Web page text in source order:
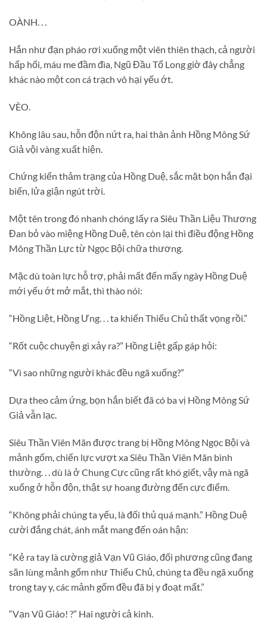
OÀNH. . .
Hắn như đạn pháo rơi xuống một viên thiên thạch, cả người
hấp hối, máu me đầm đìa, Ngũ Đầu Tổ Long giờ đây chẳng
khác nào một con cá trạch vô hại yếu ớt.
VÈO.
Không lâu sau, hỗn độn nứt ra, hai thân ảnh Hồng Mông Sứ
Giả vội vàng xuất hiện.
Chứng kiến thảm trạng của Hồng Duệ, sắc mặt bọn hắn đại
biến, lửa giận ngút trời.
Một tên trong đó nhanh chóng lấy ra Siêu Thần Liệu Thương
Đan bỏ vào miệng Hồng Duệ, tên còn lại thì điều động Hồng
Mông Thần Lực từ Ngọc Bội chữa thương.
Mặc dù toàn lực hỗ trợ, phải mất đến mấy ngày Hồng Duệ
mới yếu ớt mở mắt, thì thào nói:
“Hồng Liệt, Hồng Ưng. . . ta khiến Thiếu Chủ thất vọng rồi.”
“Rốt cuộc chuyện gì xảy ra?” Hồng Liệt gấp gáp hỏi:
“Vì sao những người khác đều ngã xuống?”
Dựa theo cảm ứng, bọn hắn biết đã có ba vị Hồng Mông Sứ
Giả vẫn lạc.
Siêu Thần Viên Mãn được trang bị Hồng Mông Ngọc Bội và
mảnh gốm, chiến lực vượt xa Siêu Thần Viên Mãn bình
thường. . . dù là ở Chung Cực cũng rất khó giết, vậy mà ngã
xuống ở hỗn độn, thật sự hoang đường đến cực điểm.
“Không phải chúng ta yếu, là đối thủ quá mạnh.” Hồng Duệ
cười đắng chát, ánh mắt mang đến oán hận:
“Kẻ ra tay là cường giả Vạn Vũ Giáo, đối phương cũng đang
săn lùng mảnh gốm như Thiếu Chủ, chúng ta đều ngã xuống
trong tay y, các mảnh gốm đều đã bị y đoạt mất.”
“Vạn Vũ Giáo! ?” Hai người cả kinh.